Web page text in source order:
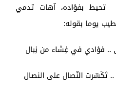
تحيط بفؤاده، آهات تدمي
يوما بقوله:
.. فؤادي في غِشاء من نِبال
تَكَسّرت النّصال على النصال